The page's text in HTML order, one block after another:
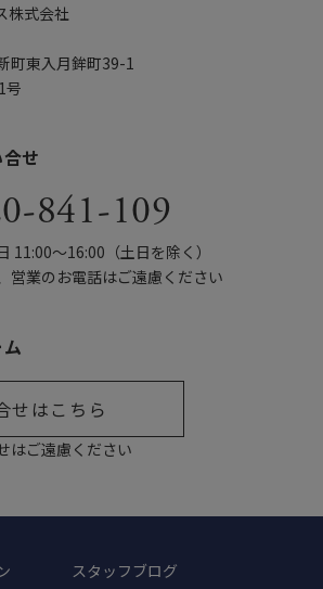
株式会社
町東入月鉾町39-1
号
せ
841-109
11:00〜16:00（土日を除く）
営業のお電話はご遠慮ください
せはこちら
はご遠慮ください
スタッフブログ